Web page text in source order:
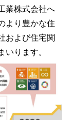
業株式会社へ
より豊かな住
および住宅関
ります。